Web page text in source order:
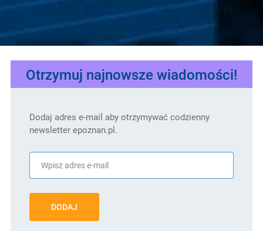
Otrzymuj najnowsze wiadomości!
Dodaj adres e-mail aby otrzymywać codzienny
newsletter epoznan.pl.
DODAJ